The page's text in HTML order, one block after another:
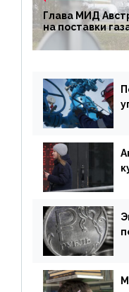
Глава МИД
на поставки